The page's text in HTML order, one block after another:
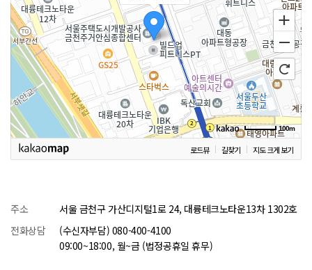
100m
로드뷰 길찾기 지도 크게 보기
주소
서울 금천구 가산디지털1로 24, 대륭테크노타운13차 1302호
전화상담
(수신자부담) 080-400-4100
09:00~18:00, 월~금 (법정공휴일 휴무)